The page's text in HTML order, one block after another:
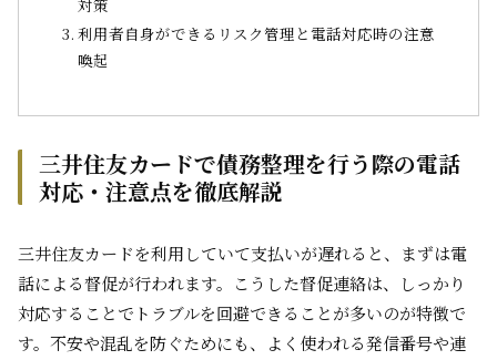
利用者自身ができるリスク管理と電話対応時の注意
喚起
三井住友カードで債務整理を行う際の電話
対応・注意点を徹底解説
三井住友カードを利用していて支払いが遅れると、まずは電
話による督促が行われます。こうした督促連絡は、しっかり
対応することでトラブルを回避できることが多いのが特徴で
す。不安や混乱を防ぐためにも、よく使われる発信番号や連